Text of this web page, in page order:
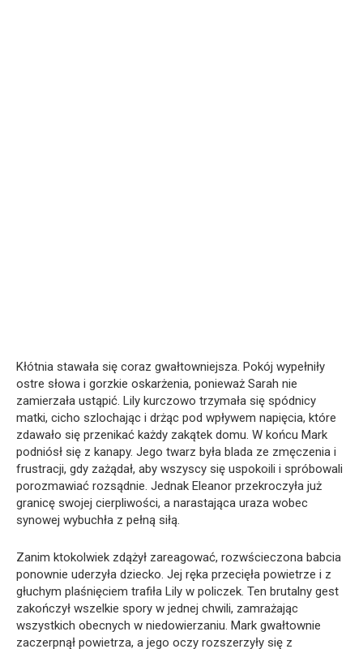
Kłótnia stawała się coraz gwałtowniejsza. Pokój wypełniły
ostre słowa i gorzkie oskarżenia, ponieważ Sarah nie
zamierzała ustąpić. Lily kurczowo trzymała się spódnicy
matki, cicho szlochając i drżąc pod wpływem napięcia, które
zdawało się przenikać każdy zakątek domu. W końcu Mark
podniósł się z kanapy. Jego twarz była blada ze zmęczenia i
frustracji, gdy zażądał, aby wszyscy się uspokoili i spróbowali
porozmawiać rozsądnie. Jednak Eleanor przekroczyła już
granicę swojej cierpliwości, a narastająca uraza wobec
synowej wybuchła z pełną siłą.
Zanim ktokolwiek zdążył zareagować, rozwścieczona babcia
ponownie uderzyła dziecko. Jej ręka przecięła powietrze i z
głuchym plaśnięciem trafiła Lily w policzek. Ten brutalny gest
zakończył wszelkie spory w jednej chwili, zamrażając
wszystkich obecnych w niedowierzaniu. Mark gwałtownie
zaczerpnął powietrza, a jego oczy rozszerzyły się z